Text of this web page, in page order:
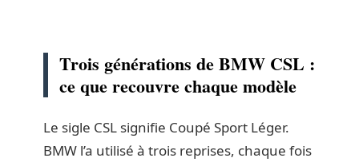
Trois générations de BMW CSL :
ce que recouvre chaque modèle
Le sigle CSL signifie Coupé Sport Léger.
BMW l’a utilisé à trois reprises, chaque fois